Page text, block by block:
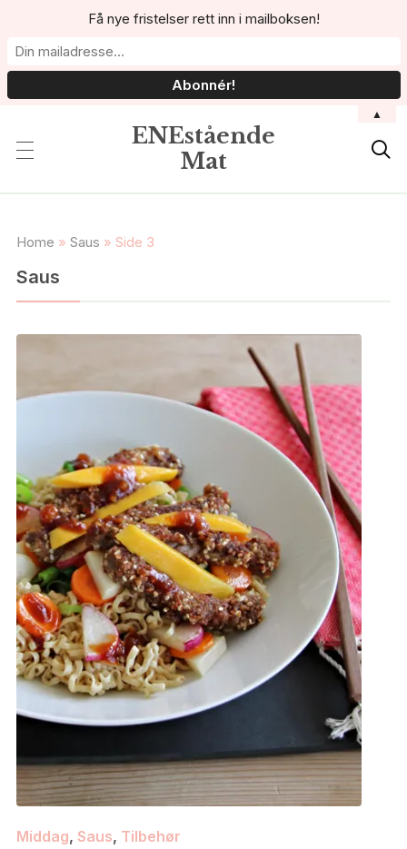
ENEstående
Mat

Home » Saus » Side 3
Saus
Middag, Saus, Tilbehør
Få nye fristelser rett inn i mailboksen!
▲